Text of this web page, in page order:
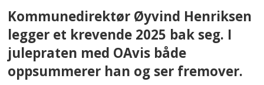
Kommunedirektør Øyvind Henriksen
legger et krevende 2025 bak seg. I
julepraten med OAvis både
oppsummerer han og ser fremover.